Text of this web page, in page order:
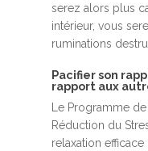
serez alors plus
intérieur, vous
ruminations
Pacifier son
rapport aux
Le Programme
Réduction du
relaxation